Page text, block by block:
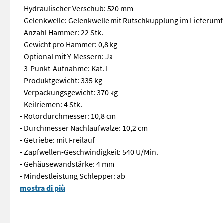
- Hydraulischer Verschub: 520 mm
- Gelenkwelle: Gelenkwelle mit Rutschkupplung im
- Anzahl Hammer: 22 Stk.
- Gewicht pro Hammer: 0,8 kg
- Optional mit Y-Messern: Ja
- 3-Punkt-Aufnahme: Kat. I
- Produktgewicht: 335 kg
- Verpackungsgewicht: 370 kg
- Keilriemen: 4 Stk.
- Rotordurchmesser: 10,8 cm
- Durchmesser Nachlaufwalze: 10,2 cm
- Getriebe: mit Freilauf
- Zapfwellen-Geschwindigkeit: 540 U/Min.
- Gehäusewandstärke: 4 mm
- Mindestleistung Schlepper: ab
Daten: - Arbeitsbreite: 175 cm - Hydraulischer Verschub:
mostra di più